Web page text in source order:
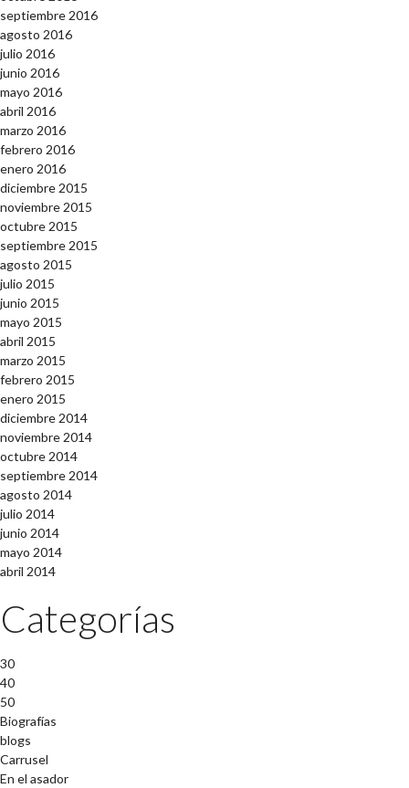
septiembre 2016
agosto 2016
julio 2016
junio 2016
mayo 2016
abril 2016
marzo 2016
febrero 2016
enero 2016
diciembre 2015
noviembre 2015
octubre 2015
septiembre 2015
agosto 2015
julio 2015
junio 2015
mayo 2015
abril 2015
marzo 2015
febrero 2015
enero 2015
diciembre 2014
noviembre 2014
octubre 2014
septiembre 2014
agosto 2014
julio 2014
junio 2014
mayo 2014
abril 2014
Categorías
30
40
50
Biografías
blogs
Carrusel
En el asador